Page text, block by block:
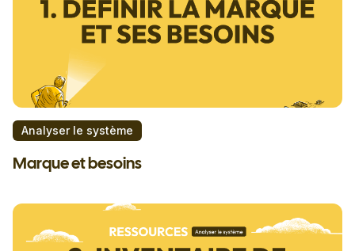
Analyser le système
Marque et besoins